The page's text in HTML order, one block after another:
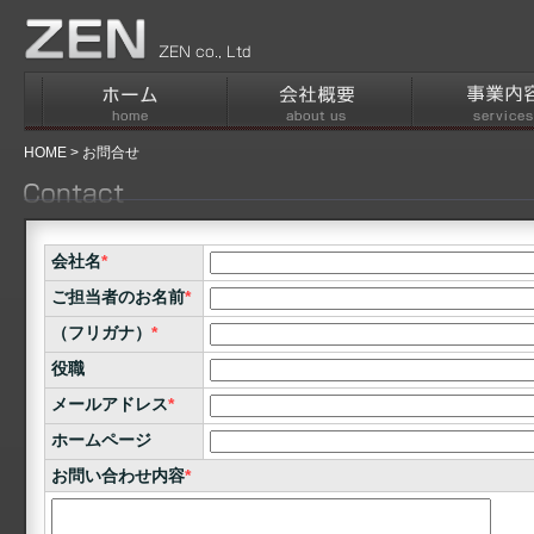
HOME > お問合せ
会社名*
ご担当者のお名前*
（フリガナ） *
役職
メールアドレス*
ホームページ
お問い合わせ内容*